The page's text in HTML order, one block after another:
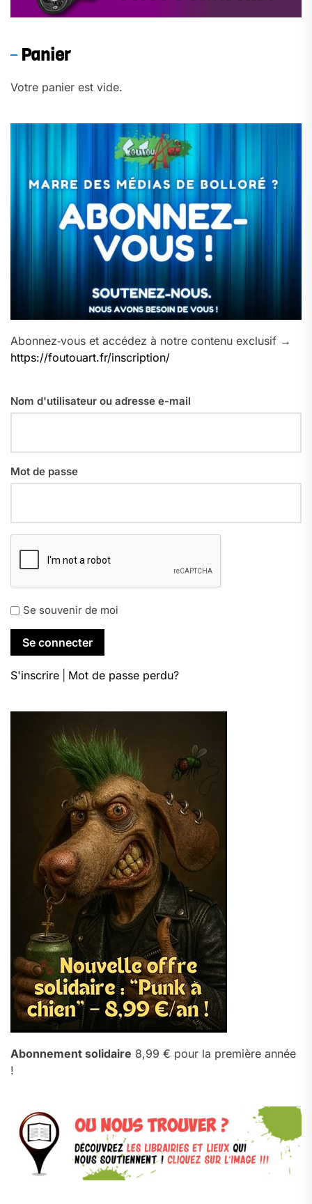
Panier
Votre panier est vide.
Abonnez‑vous et accédez à notre contenu exclusif →
https://foutouart.fr/inscription/
Nom d'utilisateur ou adresse e-mail
Mot de passe
Se souvenir de moi
S'inscrire Mot de passe perdu?
Abonnement solidaire 8,99 € pour la première année
!